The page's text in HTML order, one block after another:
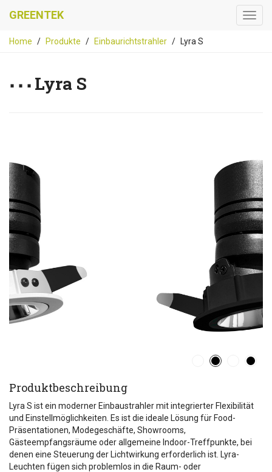
GREENTEK
Home Produkte Einbaurichtstrahler Lyra S
Lyra S
Produktbeschreibung
Lyra S ist ein moderner Einbaustrahler mit integrierter Flexibilität
und Einstellmöglichkeiten. Es ist die ideale Lösung für Food-
Präsentationen, Modegeschäfte, Showrooms,
Gästeempfangsräume oder allgemeine Indoor-Treffpunkte, bei
denen eine Steuerung der Lichtwirkung erforderlich ist. Lyra-
Leuchten fügen sich problemlos in die Raum- oder